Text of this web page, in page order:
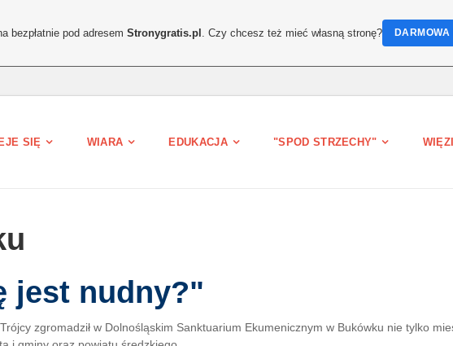
SIĘ WIARA EDUKACJA "SPOD STRZECHY" WIĘZI
jest nudny?"
zgromadził w Dolnośląskim Sanktuarium Ekumenicznym w Bukówku nie tylko
bezpłatnie pod adresem Stronygratis.pl . Czy chcesz też mieć własną stronę?